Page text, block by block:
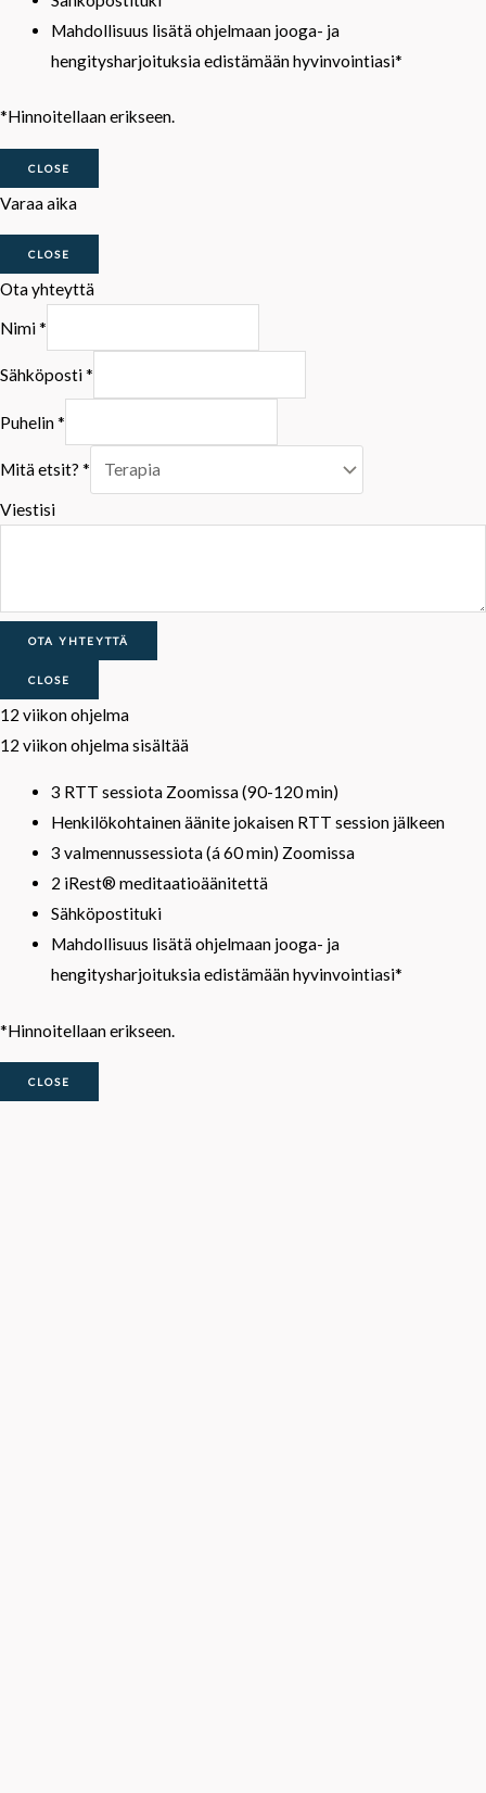
Mahdollisuus lisätä ohjelmaan jooga- ja
hengitysharjoituksia edistämään hyvinvointiasi*
*Hinnoitellaan erikseen.
CLOSE
Varaa aika
CLOSE
Ota yhteyttä
Nimi*
Sähköposti*
Puhelin*
Mitä etsit? *
Viestisi
OTA YHTEYTTÄ
CLOSE
12 viikon ohjelma
12 viikon ohjelma sisältää
3 RTT sessiota Zoomissa (90-120 min)
Henkilökohtainen äänite jokaisen RTT session jälkeen
3 valmennussessiota (á 60 min) Zoomissa
2 iRest® meditaatioäänitettä
Sähköpostituki
Mahdollisuus lisätä ohjelmaan jooga- ja
hengitysharjoituksia edistämään hyvinvointiasi*
*Hinnoitellaan erikseen.
CLOSE